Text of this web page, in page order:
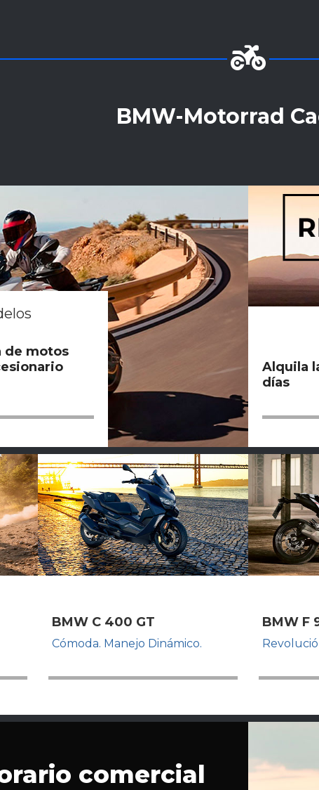
BMW-Motorrad
de motos
Alquila
días
BMW C 400 GT
Cómoda. Manejo Dinámico.
BMW F
comercial